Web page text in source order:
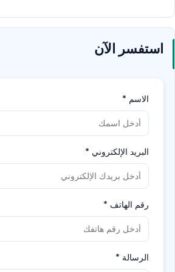
استفسر الآن
الاسم *
البريد الإلكتروني *
رقم الهاتف *
الرسالة *